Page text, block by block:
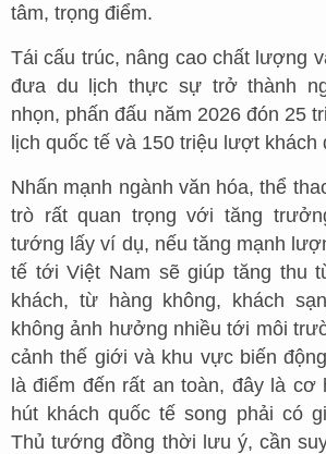
tâm, trọng điểm.
Tái cấu trúc, nâng cao chất lượng
đưa du lịch thực sự trở thành
nhọn, phấn đấu năm 2026 đón 25
lịch quốc tế và 150 triệu lượt khách
Nhấn mạnh ngành văn hóa, thể
trò rất quan trọng với tăng
tướng lấy ví dụ, nếu tăng mạnh
tế tới Việt Nam sẽ giúp tăng thu
khách, từ hàng không, khách
không ảnh hưởng nhiều tới môi
cảnh thế giới và khu vực biến
là điểm đến rất an toàn, đây là cơ
hút khách quốc tế song phải có
Thủ tướng đồng thời lưu ý, cần